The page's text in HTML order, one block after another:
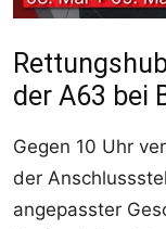
der A63 bei
Gegen 10 Uhr
der
angepasster